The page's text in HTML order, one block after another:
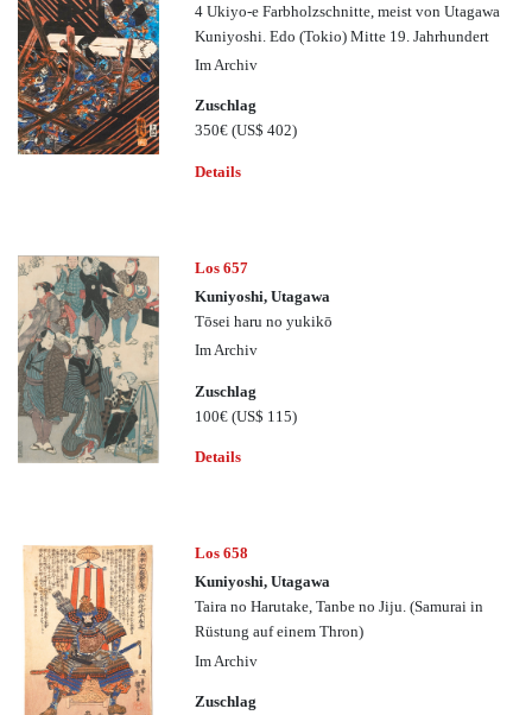
4 Ukiyo-e Farbholzschnitte, meist von Utagawa
Kuniyoshi. Edo (Tokio) Mitte 19. Jahrhundert
Im Archiv
Zuschlag
350€(US$ 402)
Details
Los 657
Kuniyoshi, Utagawa
Tōsei haru no yukikō
Im Archiv
Zuschlag
100€(US$ 115)
Details
Los 658
Kuniyoshi, Utagawa
Taira no Harutake, Tanbe no Jiju. (Samurai in
Rüstung auf einem Thron)
Im Archiv
Zuschlag